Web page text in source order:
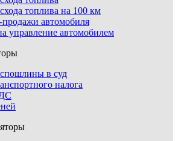
топлива на 100 км
автомобиля
управление автомобилем
в суд
налога